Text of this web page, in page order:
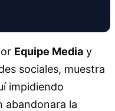
Equipe Media y
sociales, muestra
impidiendo
abandonara la